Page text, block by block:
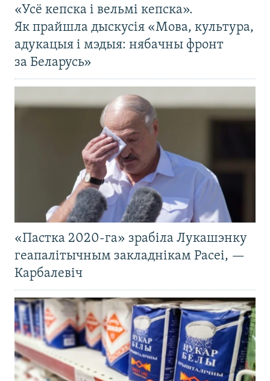
«Усё кепска і вельмі кепска».
Як прайшла дыскусія «Мова, культура,
адукацыя і мэдыя: нябачны фронт
за Беларусь»
«Пастка 2020-га» зрабіла Лукашэнку
геапалітычным закладнікам Расеі, —
Карбалевіч